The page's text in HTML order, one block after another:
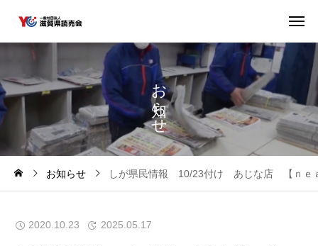
お
ら
せ
お知らせ しが県民情報 10/23付け あじな店 【ｎｅ
2020.10.23 2025.05.17